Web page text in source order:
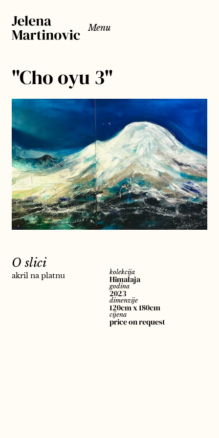
Menu
"Cho oyu 3"
O slici
akril na platnu kolekcija
Himalaja
godina
2023
dimenzije
120cm x 180cm
cijena
price on request